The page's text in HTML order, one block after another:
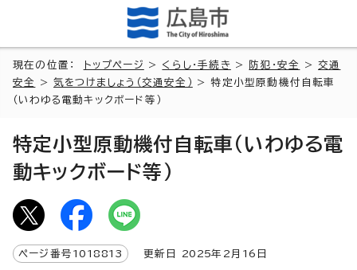
現在の位置： トップページ > くらし・手続き > 防犯・安全 >交通
安全
>気をつけましょう（交通安全）
> 特定小型原動機付自転車
（いわゆる電動キックボード等）
特定小型原動機付自転車（いわゆる電
動キックボード等）
ページ番号 1018813 更新日 2025年2月 16 日